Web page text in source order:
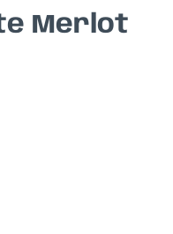
Merlot